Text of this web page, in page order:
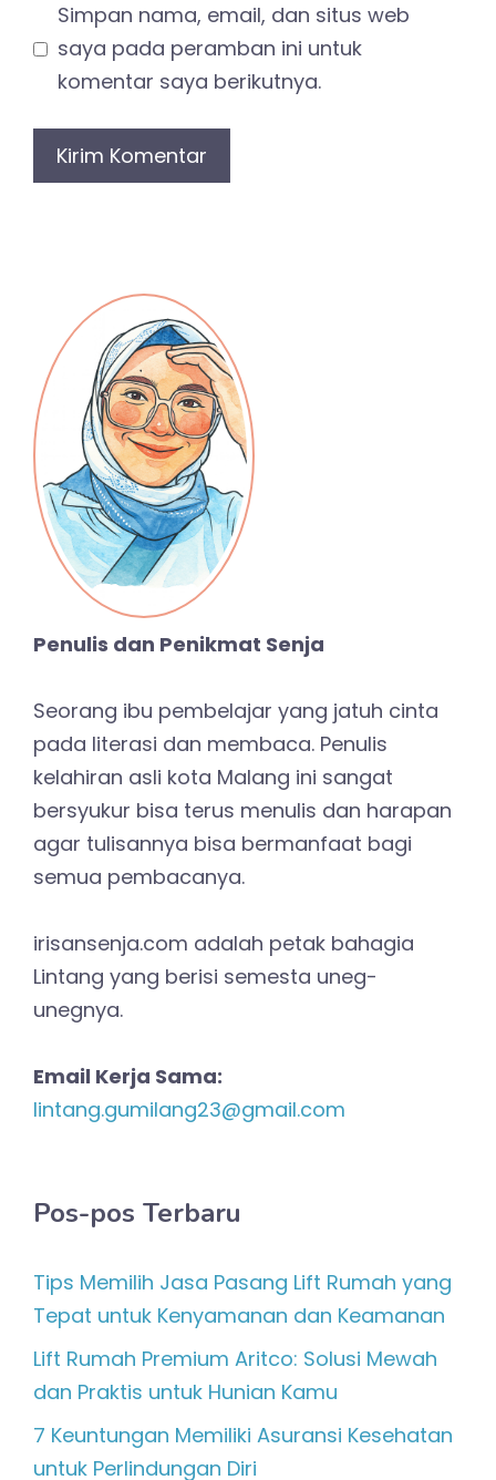
Simpan nama, email, dan situs web
saya pada peramban ini untuk
komentar saya berikutnya.
Penulis dan Penikmat Senja
Seorang ibu pembelajar yang jatuh cinta
pada literasi dan membaca. Penulis
kelahiran asli kota Malang ini sangat
bersyukur bisa terus menulis dan harapan
agar tulisannya bisa bermanfaat bagi
semua pembacanya.
irisansenja.com adalah petak bahagia
Lintang yang berisi semesta uneg-
unegnya.
Email Kerja Sama:
lintang.gumilang23@gmail.com
Pos-pos Terbaru
Tips Memilih Jasa Pasang Lift Rumah yang
Tepat untuk Kenyamanan dan Keamanan
Lift Rumah Premium Aritco: Solusi Mewah
dan Praktis untuk Hunian Kamu
7 Keuntungan Memiliki Asuransi Kesehatan
untuk Perlindungan Diri